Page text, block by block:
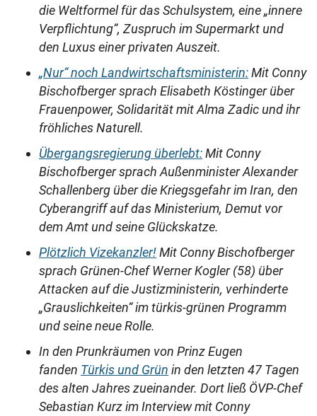
die Weltformel für das Schulsystem, eine „innere
Verpflichtung“, Zuspruch im Supermarkt und
den Luxus einer privaten Auszeit.
„Nur“ noch Landwirtschaftsministerin:Mit Conny
Bischofberger sprach Elisabeth Köstinger über
Frauenpower, Solidarität mit Alma Zadic und ihr
fröhliches Naturell.
Übergangsregierung überlebt:Mit Conny
Bischofberger sprach Außenminister Alexander
Schallenberg über die Kriegsgefahr im Iran, den
Cyberangriff auf das Ministerium, Demut vor
dem Amt und seine Glückskatze.
Plötzlich Vizekanzler!Mit Conny Bischofberger
sprach Grünen-Chef Werner Kogler (58) über
Attacken auf die Justizministerin, verhinderte
„Grauslichkeiten“ im türkis-grünen Programm
und seine neue Rolle.
In den Prunkräumen von Prinz Eugen
fanden Türkis und Grün in den letzten 47 Tagen
des alten Jahres zueinander. Dort ließ ÖVP-Chef
Sebastian Kurz im Interview mit Conny